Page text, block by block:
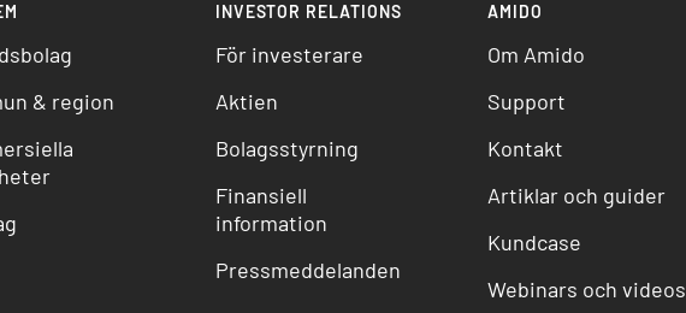
& region
INVESTOR RELATIONS
För investerare
Aktien
Bolagsstyrning
Finansiell
information
Pressmeddelanden
AMIDO
Om Amido
Support
Kontakt
Artiklar och guider
Kundcase
Webinars och videos